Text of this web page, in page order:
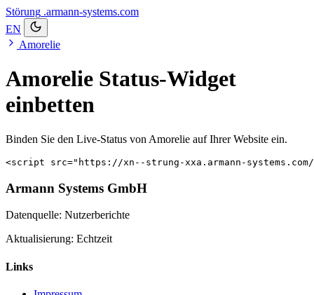
Störung .armann-systems.com
EN
Amorelie
Amorelie Status-Widget
einbetten
Binden Sie den Live-Status von Amorelie auf Ihrer Website ein.
<script src="https://xn--strung-xxa.armann-
Armann Systems GmbH
Datenquelle: Nutzerberichte
Aktualisierung: Echtzeit
Links